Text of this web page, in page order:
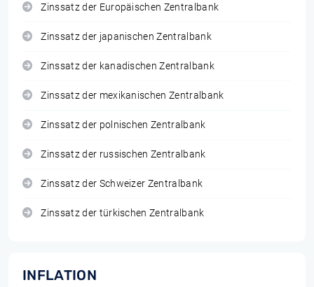
Zinssatz der Europäischen Zentralbank
Zinssatz der japanischen Zentralbank
Zinssatz der kanadischen Zentralbank
Zinssatz der mexikanischen Zentralbank
Zinssatz der polnischen Zentralbank
Zinssatz der russischen Zentralbank
Zinssatz der Schweizer Zentralbank
Zinssatz der türkischen Zentralbank
INFLATION